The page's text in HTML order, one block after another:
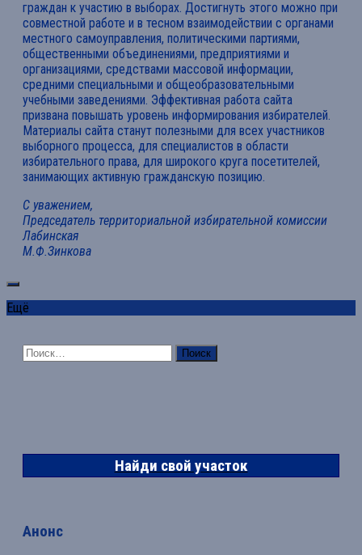
граждан к участию в выборах. Достигнуть этого можно при
совместной работе и в тесном взаимодействии с органами
местного самоуправления, политическими партиями,
общественными объединениями, предприятиями и
организациями, средствами массовой информации,
средними специальными и общеобразовательными
учебными заведениями. Эффективная работа сайта
призвана повышать уровень информирования избирателей.
Материалы сайта станут полезными для всех участников
выборного процесса, для специалистов в области
избирательного права, для широкого круга посетителей,
занимающих активную гражданскую позицию.
С уважением,
Председатель территориальной избирательной комиссии
Лабинская
М.Ф.Зинкова
Ещё
Найти:
Найди свой участок
Анонс